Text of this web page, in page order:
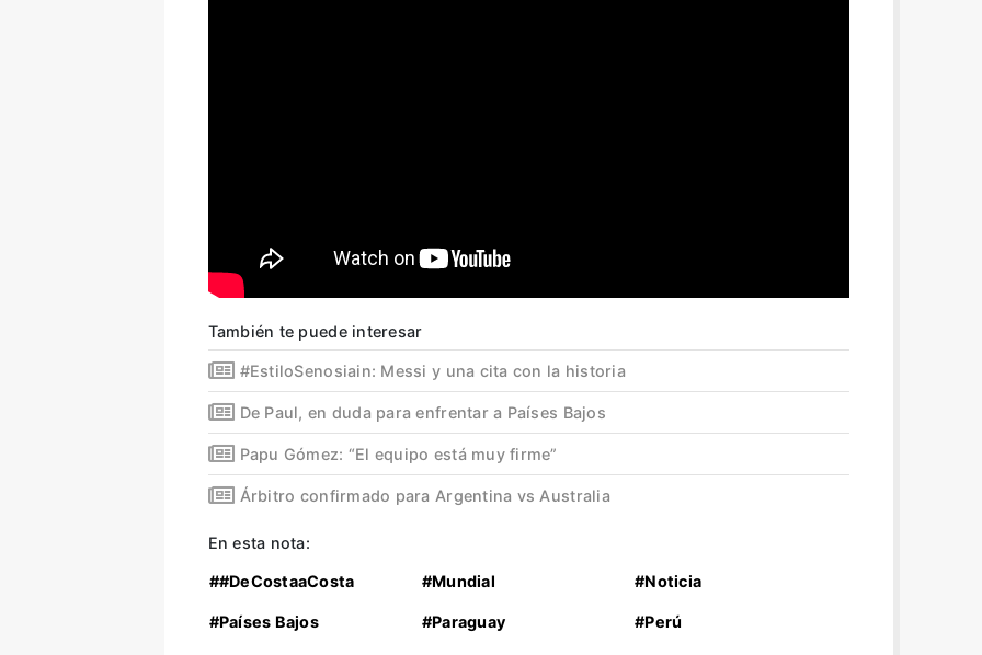
También te puede interesar
#EstiloSenosiain: Messi y una cita con la historia
De Paul, en duda para enfrentar a Países Bajos
Papu Gómez: “El equipo está muy firme”
Árbitro confirmado para Argentina vs Australia
En esta nota:
##DeCostaaCosta #Mundial #Noticia
#Países Bajos #Paraguay #Perú